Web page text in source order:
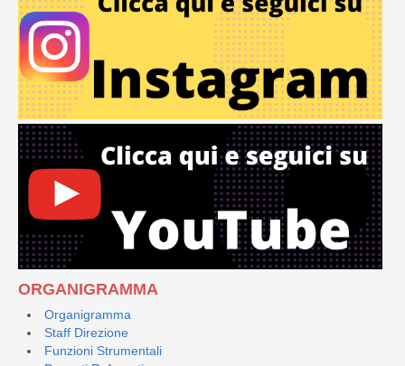
ORGANIGRAMMA
Organigramma
Staff Direzione
Funzioni Strumentali